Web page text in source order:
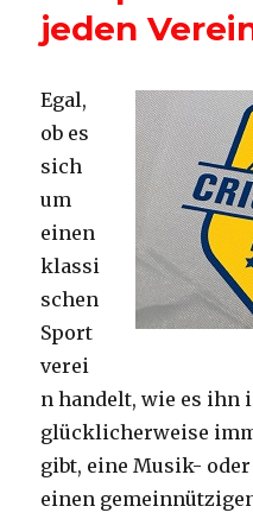
jeden
Egal,
ob es
sich
um
einen
klassi
schen
Sport
verei
n handelt, wie es ihn
glücklicherweise
gibt, eine Musik-
einen